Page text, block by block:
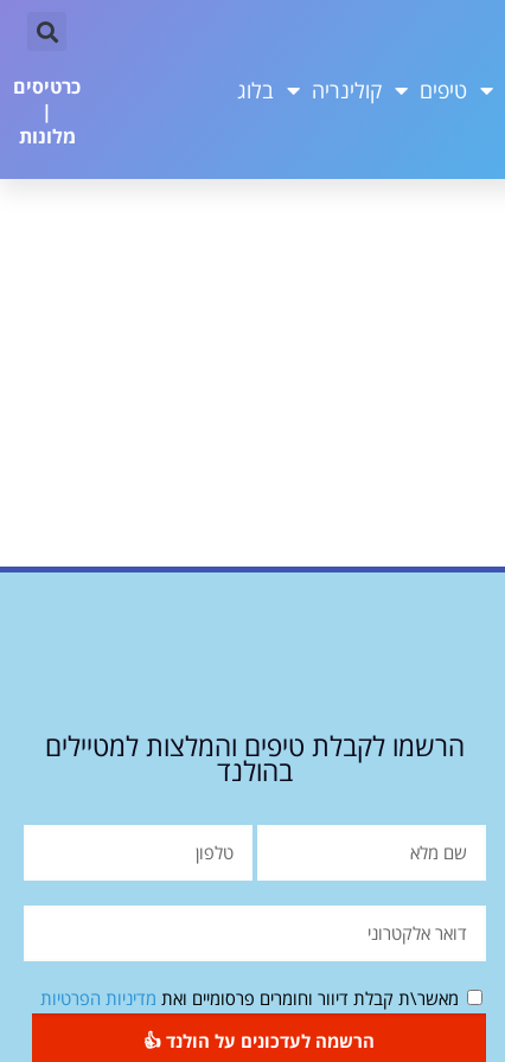
טיפים קולינריה בלוג
כרטיסים
|
מלונות
הרשמו לקבלת טיפים והמלצות למטיילים
בהולנד
מאשר\ת קבלת דיוור וחומרים פרסומיים ואת מדיניות הפרטיות
הרשמה לעדכונים על הולנד 👍